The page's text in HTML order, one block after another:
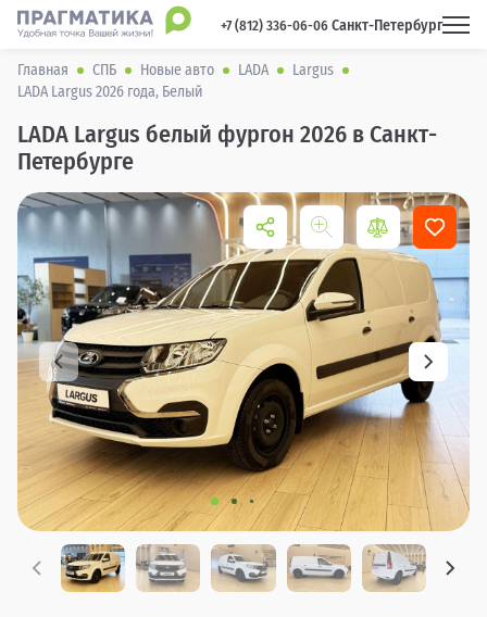
+7 (812) 336-06-06 Санкт-Петербург
Главная СПБ Новые авто LADA
Largus
LADA Largus 2026 года, Белый
LADA Largus белый фургон 2026 в Санкт-
Петербурге